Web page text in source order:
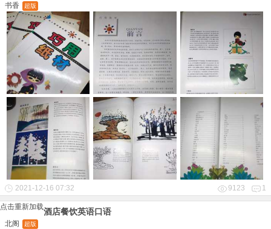
书香 超版
2021-12-16 07:32 9123 1
点击重新加载酒店餐饮英语口语
北阁 超版